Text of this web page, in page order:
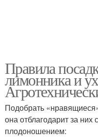
Правила
лимонника и
Подобрать
она отблагодарит за
плодоношением: